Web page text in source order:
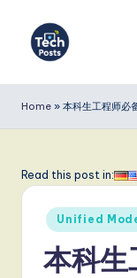
e
P
Home » 本科生工程师必
Read this post in:
Posted
in
Unified
本科生